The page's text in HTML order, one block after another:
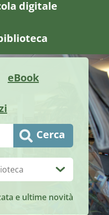
digitale
eBook
Cerca
e ultime novità